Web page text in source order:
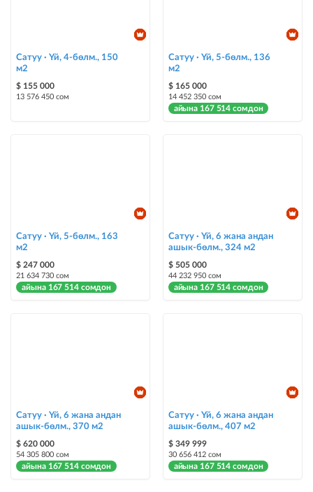
Чаптамалар
Опциялары бар жаркыраган стикерлер сиздин мүлкүңүздү
башкалардан өзгөчөлөнтүп, аны тезирээк сатууга жардам берет
Сатуу · Үй, 4-бөлм., 150
м2
$ 155 000
13 576 450 сом
Сатуу · Үй, 5-бөлм., 136
м2
$ 165 000
14 452 350 сом
айына 167 514 сомдон
Сатуу · Үй, 5-бөлм., 163
м2
$ 247 000
21 634 730 сом
айына 167 514 сомдон
Сатуу · Үй, 6 жана андан
ашык-бөлм., 324 м2
$ 505 000
44 232 950 сом
айына 167 514 сомдон
Сатуу · Үй, 6 жана андан
ашык-бөлм., 370 м2
$ 620 000
54 305 800 сом
айына 167 514 сомдон
Сатуу · Үй, 6 жана андан
ашык-бөлм., 407 м2
$ 349 999
30 656 412 сом
айына 167 514 сомдон